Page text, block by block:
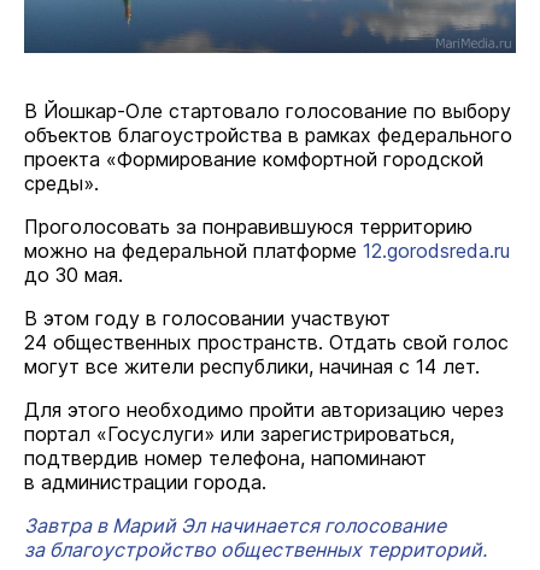
В Йошкар-Оле стартовало голосование по выбору
объектов благоустройства в рамках федерального
проекта «Формирование комфортной городской
среды».
Проголосовать за понравившуюся территорию
можно на федеральной платформе 12.gorodsreda.ru
до 30 мая.
В этом году в голосовании участвуют
24 общественных пространств. Отдать свой голос
могут все жители республики, начиная с 14 лет.
Для этого необходимо пройти авторизацию через
портал «Госуслуги» или зарегистрироваться,
подтвердив номер телефона, напоминают
в администрации города.
Завтра в Марий Эл начинается голосование
за благоустройство общественных территорий.